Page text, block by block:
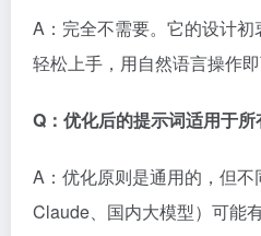
A：完全不需要。它的设计
轻松上手，用自然语言操作即
Q：优化后的提示词适用于所
A：优化原则是通用的，但不
Claude、国内大模型）可能